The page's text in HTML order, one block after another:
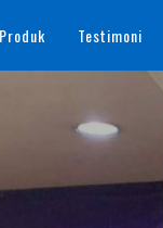
Testimoni